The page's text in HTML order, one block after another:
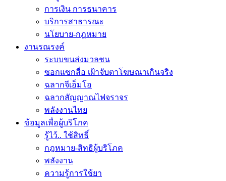
การเงิน การธนาคาร
บริการสาธารณะ
นโยบาย-กฎหมาย
งานรณรงค์
ระบบขนส่งมวลชน
ซอกแซกสื่อ เฝ้าจับตาโฆษณาเกินจริง
ฉลากจีเอ็มโอ
ฉลากสัญญาณไฟจราจร
พลังงานไทย
ข้อมูลเพื่อผู้บริโภค
รู้ไว้.. ใช้สิทธิ์
กฎหมาย-สิทธิผู้บริโภค
พลังงาน
ความรู้การใช้ยา